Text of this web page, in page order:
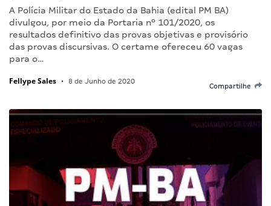
A Polícia Militar do Estado da Bahia (edital PM BA)
divulgou, por meio da Portaria nº 101/2020, os
resultados definitivo das provas objetivas e provisório
das provas discursivas. O certame ofereceu 60 vagas
para o…
Fellype Sales • 8 de Junho de 2020
Compartilhe